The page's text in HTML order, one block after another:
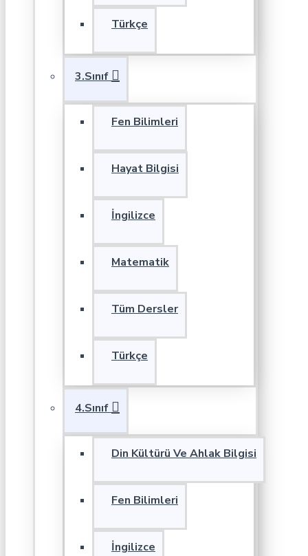
Türkçe
3.Sınıf
Fen Bilimleri
Hayat Bilgisi
İngilizce
Matematik
Tüm Dersler
Türkçe
4.Sınıf
Din Kültürü Ve Ahlak Bilgisi
Fen Bilimleri
İngilizce